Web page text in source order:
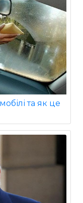
та як це